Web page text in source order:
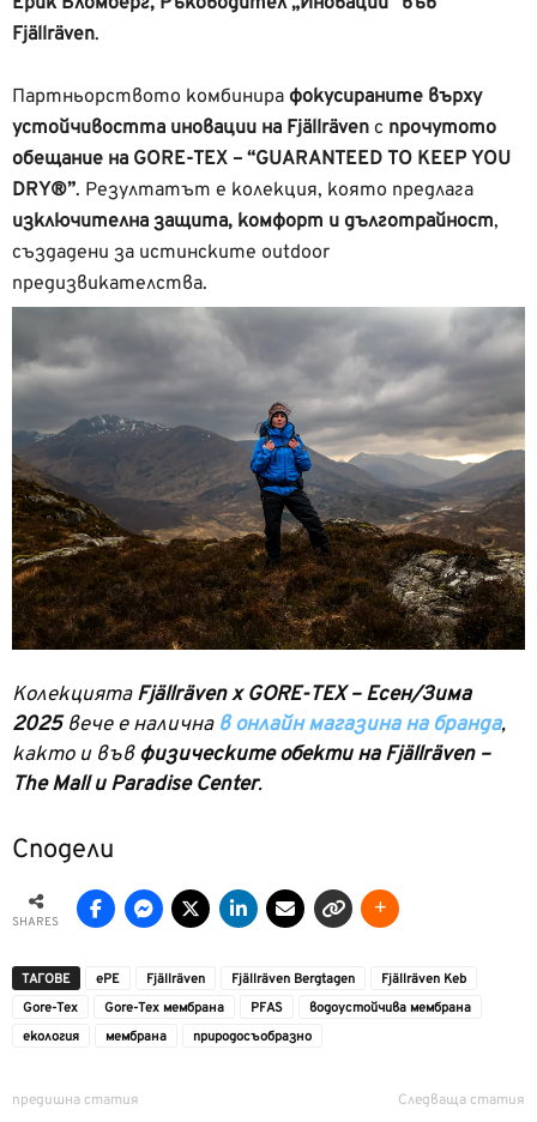
Fjällräven.
Партньорството комбинира фокусираните върху
устойчивостта иновации на Fjällräven с прочутото
обещание на GORE-TEX – “GUARANTEED TO KEEP YOU
DRY®”. Резултатът е колекция, която предлага
изключителна защита, комфорт и дълготрайност,
създадени за истинските outdoor
предизвикателства.
КолекциятаFjällräven x GORE-TEX – Есен/Зима
2025вече е налична в онлайн магазина на бранда,
както и въвфизическите обекти на Fjällräven –
The Mall и Paradise Center.
Сподели
SHARES
ТАГОВЕ ePE Fjällräven Fjällräven Bergtagen
Fjällräven Keb
Gore-Tex
Gore-Tex мембрана PFAS
водоустойчива мембрана
екология
мембрана природосъобразно
предишна статия Следваща статия